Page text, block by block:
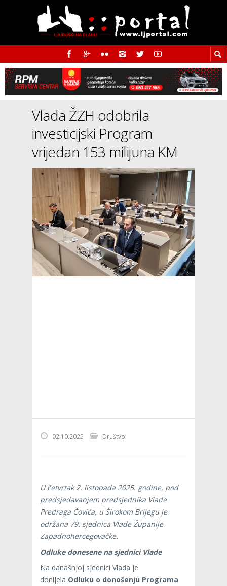
Vlada ŽZH odobrila
investicijski Program
vrijedan 153 milijuna KM
02.10.2025 Društvo
U četvrtak 2. listopada 2025. godine, pod
predsjedavanjem predsjednika Vlade
Predraga Čovića, u Širokom Brijegu je
održana 79. sjednica Vlade Županije
Zapadnohercegovačke.
Odluke donesene na sjednici Vlade
Na današnjoj sjednici Vlada je
donijela Odluku o donošenju Programa